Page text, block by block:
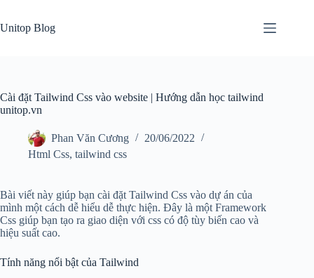
content
Unitop Blog
Cài đặt Tailwind Css vào website | Hướng dẫn học tailwind
unitop.vn
Phan Văn Cương
20/06/2022
Html Css, tailwind css
Bài viết này giúp bạn cài đặt Tailwind Css vào dự án của
mình một cách dễ hiểu dễ thực hiện. Đây là một Framework
Css giúp bạn tạo ra giao diện với css có độ tùy biến cao và
hiệu suất cao.
Tính năng nổi bật của Tailwind